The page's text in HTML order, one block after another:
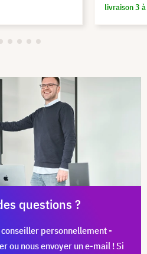
livraison 3
questions ?
personnellement -
ou nous envoyer un e-mail ! Si